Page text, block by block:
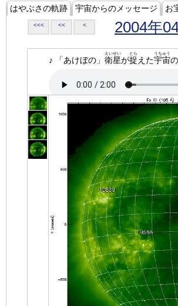
はやぶさの軌跡 宇宙からのメッセージ お
<<< << < 2004年
♪ 「あけぼの」 衛星
えいせい
が捉
とら
えた宇宙
うちゅう
の